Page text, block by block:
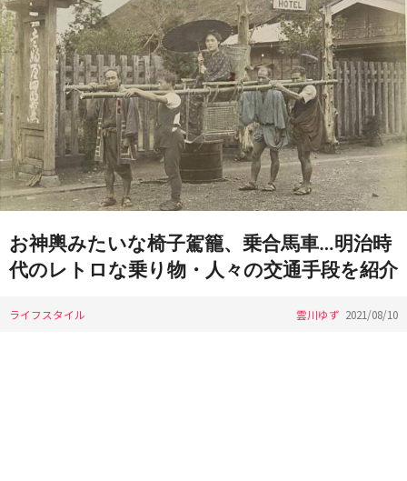
お神輿みたいな椅子駕籠、乗合馬車…明治時
代のレトロな乗り物・人々の交通手段を紹介
ライフスタイル 雲川ゆず 2021/08/10